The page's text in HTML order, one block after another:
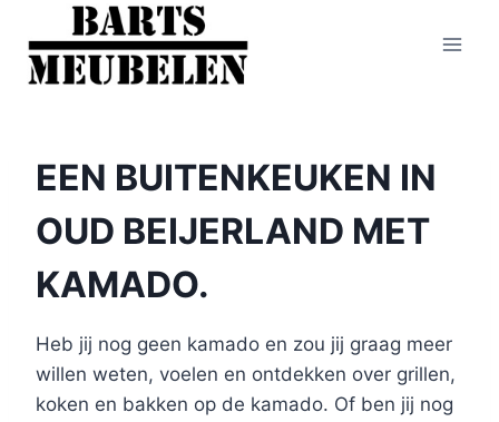
Doorgaan
naar
inhoud
EEN BUITENKEUKEN IN
OUD BEIJERLAND MET
KAMADO.
Heb jij nog geen kamado en zou jij graag meer
willen weten, voelen en ontdekken over grillen,
koken en bakken op de kamado. Of ben jij nog